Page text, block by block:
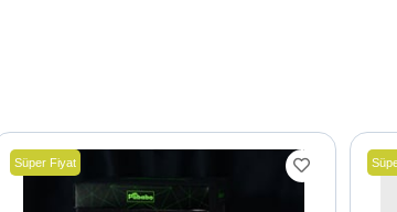
Süper Fiyat